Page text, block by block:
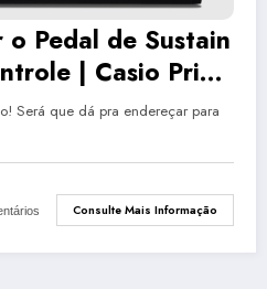
Pedal de Sustain
| Casio Privia
Será que dá pra endereçar para
Consulte Mais Informação